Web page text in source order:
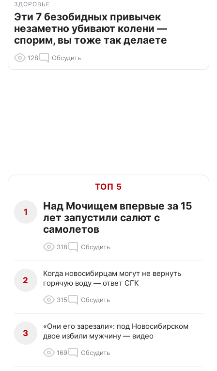
ЗДОРОВЬЕ
Эти 7 безобидных привычек
незаметно убивают колени —
спорим, вы тоже так делаете
128 Обсудить
ТОП 5
1
Над Мочищем впервые за 15
лет запустили салют с
самолетов
318 Обсудить
2
Когда новосибирцам могут не вернуть
горячую воду — ответ СГК
315 Обсудить
3
«Они его зарезали»: под Новосибирском
двое избили мужчину — видео
169 Обсудить